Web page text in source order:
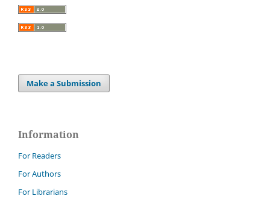
Make a Submission
Information
For Readers
For Authors
For Librarians